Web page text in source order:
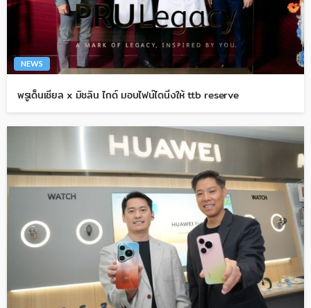
NEWS
พรูเด็นเชียล x มิชลิน ไกด์ มอบไฟน์ไดนิ่งให้ ttb reserve